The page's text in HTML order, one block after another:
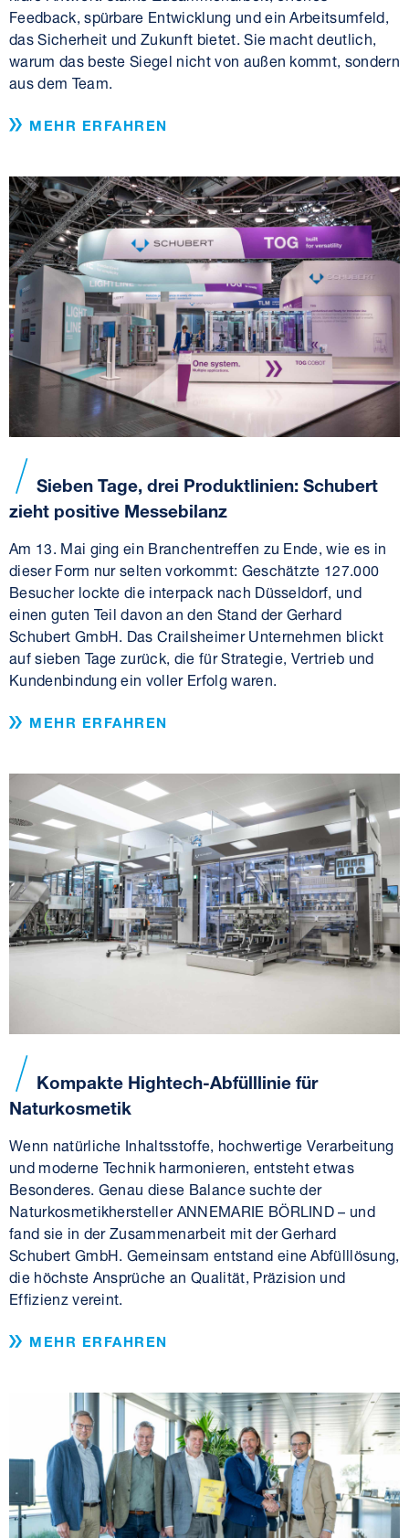
Feedback, spürbare Entwicklung und ein Arbeitsumfeld,
das Sicherheit und Zukunft bietet. Sie macht deutlich,
warum das beste Siegel nicht von außen kommt, sondern
aus dem Team.
MEHR ERFAHREN
Sieben Tage, drei Produktlinien: Schubert
zieht positive Messebilanz
Am 13. Mai ging ein Branchentreffen zu Ende, wie es in
dieser Form nur selten vorkommt: Geschätzte 127.000
Besucher lockte die interpack nach Düsseldorf, und
einen guten Teil davon an den Stand der Gerhard
Schubert GmbH. Das Crailsheimer Unternehmen blickt
auf sieben Tage zurück, die für Strategie, Vertrieb und
Kundenbindung ein voller Erfolg waren.
MEHR ERFAHREN
Kompakte Hightech-Abfülllinie für
Naturkosmetik
Wenn natürliche Inhaltsstoffe, hochwertige Verarbeitung
und moderne Technik harmonieren, entsteht etwas
Besonderes. Genau diese Balance suchte der
Naturkosmetikhersteller ANNEMARIE BÖRLIND – und
fand sie in der Zusammenarbeit mit der Gerhard
Schubert GmbH. Gemeinsam entstand eine Abfülllösung,
die höchste Ansprüche an Qualität, Präzision und
Effizienz vereint.
MEHR ERFAHREN